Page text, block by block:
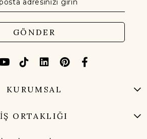
GÖNDER
KURUMSAL
İŞ ORTAKLIĞI